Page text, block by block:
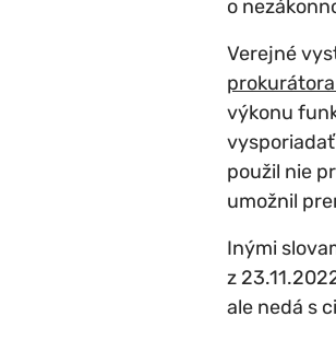
o
Verejné
výkonu
použil nie
umožnil
Inými
z
ale nedá s